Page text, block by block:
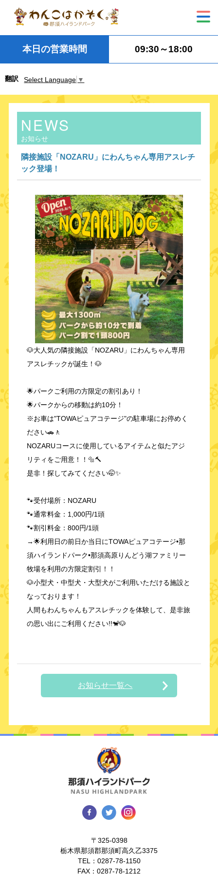
本日の営業時間 09:30～18:00
翻訳 Select Language ▼
NEWS
お知らせ
隣接施設「NOZARU」にわんちゃん専用アスレチ
ック登場！
🐶大人気の隣接施設「NOZARU」にわんちゃん専用
アスレチックが誕生！🐶
🌟パークご利用の方限定の割引あり！
🌟パークからの移動は約10分！
※お車は"TOWAピュアコテージ"の駐車場にお停めく
ださい🚗🚶
NOZARUコースに使用しているアイテムと似たアジ
リティをご用意！！🔩🔨
是非！探してみてください🤭✨️
🐾受付場所：NOZARU
🐾通常料金：1,000円/1頭
🐾割引料金：800円/1頭
→🌟利用日の前日か当日にTOWAピュアコテージ•那
須ハイランドパーク•那須高原りんどう湖ファミリー
牧場を利用の方限定割引！！
🐶小型犬・中型犬・大型犬がご利用いただける施設と
なっております！
人間もわんちゃんもアスレチックを体験して、是非旅
の思い出にご利用ください!!🐒🐶
お知らせ一覧へ
〒325-0398
栃木県那須郡那須町高久乙3375
TEL： 0287-78-1150
FAX：0287-78-1212